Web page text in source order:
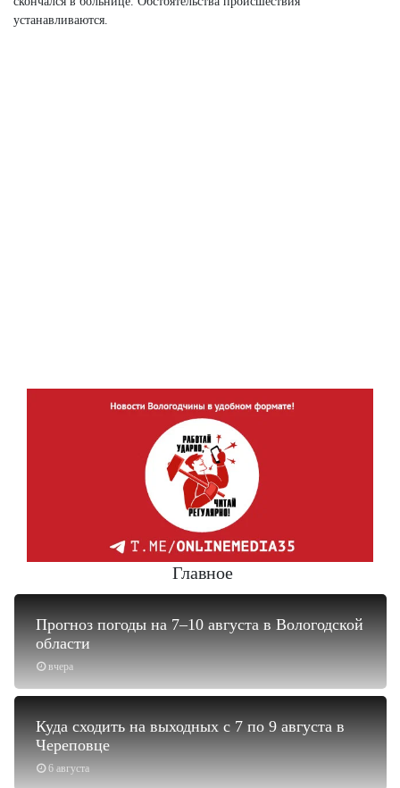
устанавливаются.
Главное
вчера
Прогноз погоды на 7–10 августа в Вологодской
области
6 августа
Куда сходить на выходных с 7 по 9 августа в
Череповце